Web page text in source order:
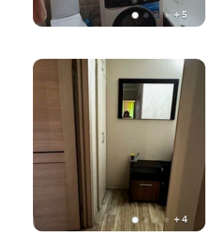
+ 5
+ 4